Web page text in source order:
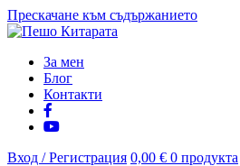
Прескачане към съдържанието
За мен
Блог
Контакти
Вход / Регистрация 0,00 € 0 продукта